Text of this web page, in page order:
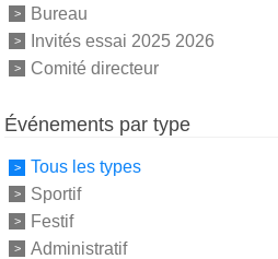
Bureau
Invités essai 2025 2026
Comité directeur
Événements par type
Tous les types
Sportif
Festif
Administratif